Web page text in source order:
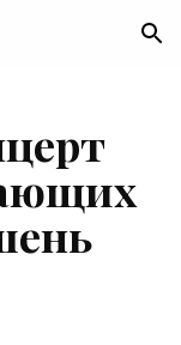
Skip to navigation